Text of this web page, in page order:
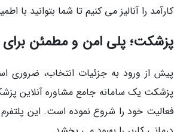
کارآمد را آنالیز می کنیم تا شما بتوانید با
پزشکت؛ پلی امن و مطمئن
پیش از ورود به جزئیات انتخاب، ضروری
پزشکت یک سامانه جامع مشاوره آنلاین
فعالیت خود را شروع نموده است. این